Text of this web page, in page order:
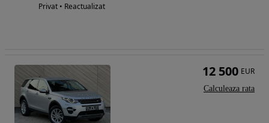
Privat • Reactualizat
12 500 EUR
Calculeaza rata